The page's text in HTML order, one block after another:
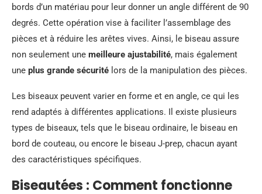
bords d’un matériau pour leur donner un angle différent de 90
degrés. Cette opération vise à faciliter l’assemblage des
pièces et à réduire les arêtes vives. Ainsi, le biseau assure
non seulement une meilleure ajustabilité, mais également
une plus grande sécurité lors de la manipulation des pièces.
Les biseaux peuvent varier en forme et en angle, ce qui les
rend adaptés à différentes applications. Il existe plusieurs
types de biseaux, tels que le biseau ordinaire, le biseau en
bord de couteau, ou encore le biseau J-prep, chacun ayant
des caractéristiques spécifiques.
Biseautées : Comment fonctionne